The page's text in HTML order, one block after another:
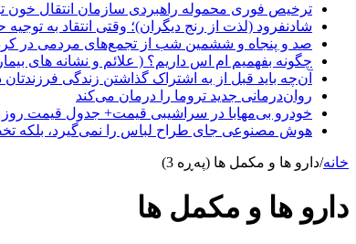
ترخیص فوری محموله راهبردی سازمان انتقال
شادنفرود (لذت از رنج دیگران)؛ وقتی انتقاد به
صد و پنجاه‌ و ششمین شب از تجمع‌های مردمی در
چگونه بفهمیم ام اس داریم؟ ( علائم و نشانه های
آن‌چه باید قبل از به اشتراک گذاشتن زندگی
روان‌درمانی جدید تروما را درمان می‌کند
خودرو بی‌مهابا در سراشیبی قیمت+ جدول قیمت روز
هوش مصنوعی جای طراح لباس را نمی‌گیرد، بلکه
خانه/دارو ها و مکمل ها (پەڕە 3)
دارو ها و مکمل ها